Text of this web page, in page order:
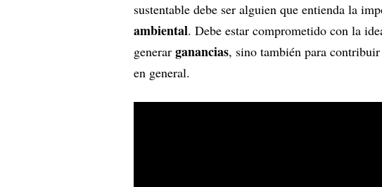
sustentable debe ser alguien que entienda la
ambiental. Debe estar comprometido con la
generar ganancias, sino también para
en general.